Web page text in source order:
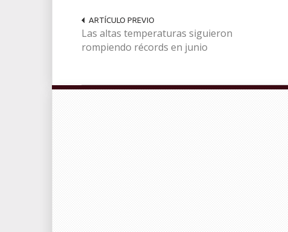
ARTÍCULO PREVIO
Las altas temperaturas siguieron
rompiendo récords en junio